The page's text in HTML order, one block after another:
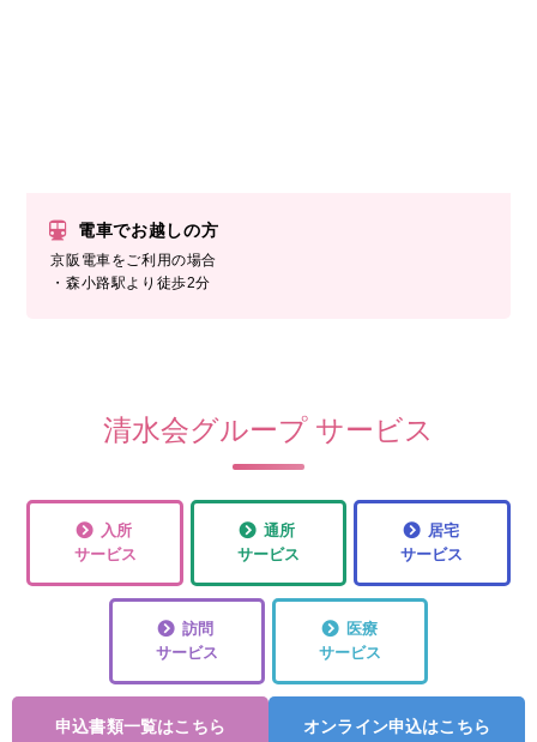
申込書類一覧はこちら オンライン申込はこちら
電車でお越しの方
京阪電車をご利用の場合
・森小路駅より徒歩2分
清水会グループ サービス
入所
サービス
通所
サービス
居宅
サービス
訪問
サービス
医療
サービス